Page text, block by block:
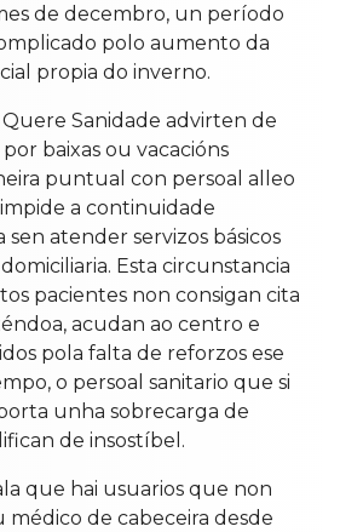
de decembro, un período
polo aumento da
propia do inverno.
Sanidade advirten de
baixas ou vacacións
puntual con persoal alleo
a continuidade
sen atender servizos básicos
Esta circunstancia
pacientes non consigan cita
acudan ao centro e
pola falta de reforzos ese
o persoal sanitario que si
unha sobrecarga de
de insostíbel.
que hai usuarios que non
médico de cabeceira desde